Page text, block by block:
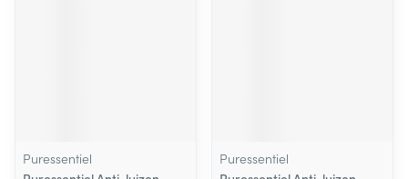
Puressentiel
Puressentiel